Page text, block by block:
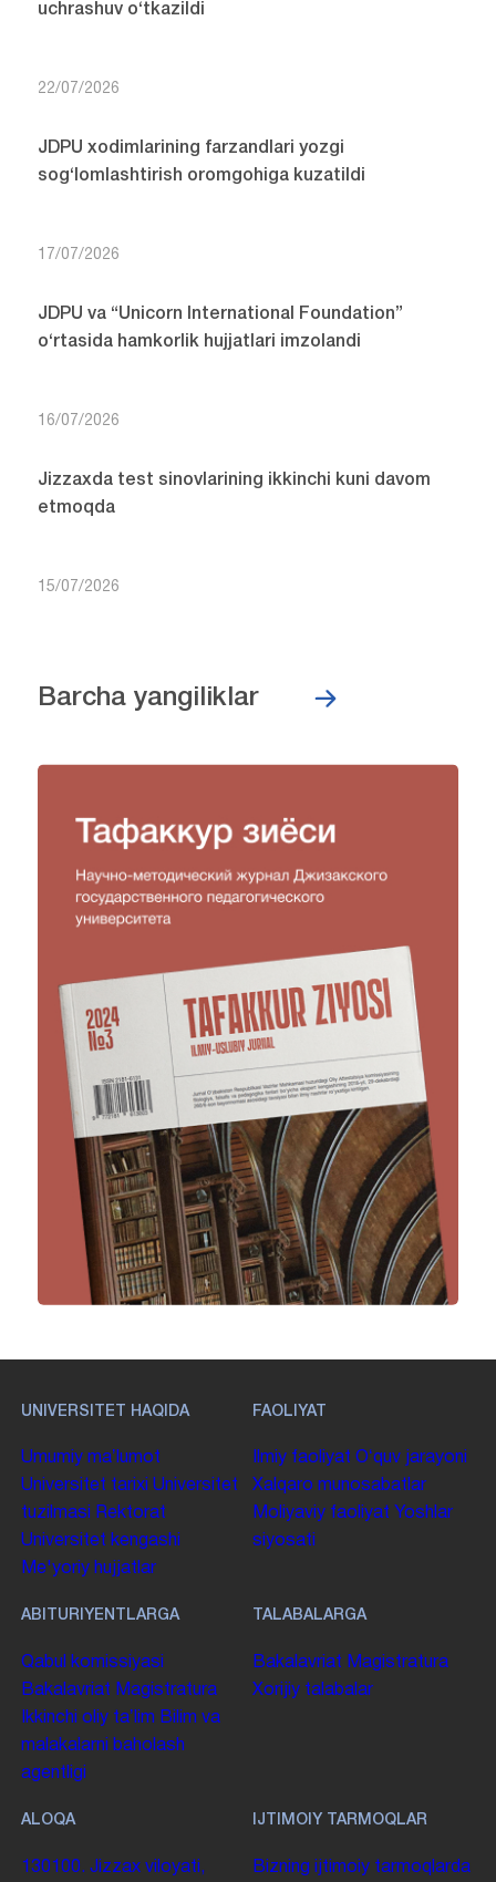
uchrashuv o‘tkazildi
22/07/2026
JDPU xodimlarining farzandlari yozgi
sog‘lomlashtirish oromgohiga kuzatildi
17/07/2026
JDPU va “Unicorn International Foundation”
o‘rtasida hamkorlik hujjatlari imzolandi
16/07/2026
Jizzaxda test sinovlarining ikkinchi kuni davom
etmoqda
15/07/2026
Barcha yangiliklar
UNIVERSITET HAQIDA
Umumiy maʼlumot
Universitet tarixi Universitet
tuzilmasi
Rektorat
Universitet kengashi
Me'yoriy hujjatlar
FAOLIYAT
Ilmiy faoliyat Oʻquv jarayoni
Xalqaro munosabatlar
Moliyaviy faoliyat Yoshlar
siyosati
ABITURIYENTLARGA
Qabul komissiyasi
Bakalavriat Magistratura
Ikkinchi oliy taʼlim Bilim va
malakalarni baholash
agentligi
TALABALARGA
Bakalavriat Magistratura
Xorijiy talabalar
ALOQA
130100. Jizzax viloyati,
IJTIMOIY TARMOQLAR
Bizning ijtimoiy tarmoqlarda